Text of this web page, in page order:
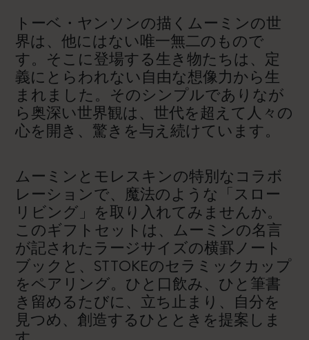
トーベ・ヤンソンの描くムーミンの世
界は、他にはない唯一無二のもので
す。そこに登場する生き物たちは、定
義にとらわれない自由な想像力から生
まれました。そのシンプルでありなが
ら奥深い世界観は、世代を超えて人々の
心を開き、驚きを与え続けています。
ムーミンとモレスキンの特別なコラボ
レーションで、魔法のような「スロー
リビング」を取り入れてみませんか。
このギフトセットは、ムーミンの名言
が記されたラージサイズの横罫ノート
ブックと、STTOKEのセラミックカップ
をペアリング。ひと口飲み、ひと筆書
き留めるたびに、立ち止まり、自分を
見つめ、創造するひとときを提案しま